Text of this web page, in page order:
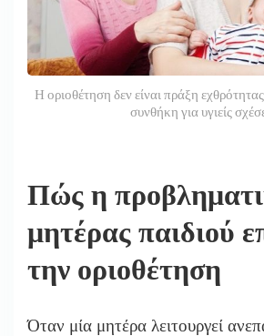
Η οριοθέτηση δεν είναι πράξη
συνθήκη για υγιείς
Πώς η
μητέρας παιδιού
την οριοθέτηση
Όταν μία μητέρα λειτουργεί